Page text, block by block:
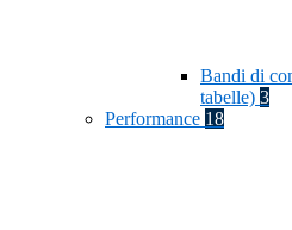
Bandi di
tabelle) 3
Performance 18